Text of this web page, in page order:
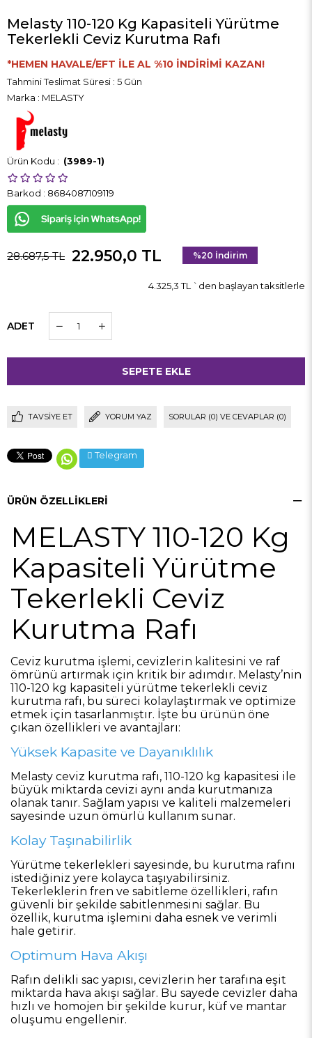
Melasty 110-120 Kg Kapasiteli Yürütme
Tekerlekli Ceviz Kurutma Rafı
*HEMEN HAVALE/EFT İLE AL %10 İNDİRİMİ KAZAN!
Tahmini Teslimat Süresi : 5 Gün
Marka : MELASTY
(3989-1)
Barkod : 8684087109119
28.687,5 TL 22.950,0 TL %20 İndirim
4.325,3 TL `den başlayan taksitlerle
ADET
TAVSIYE ET YORUM YAZ SORULAR (0) VE CEVAPLAR (0)
Telegram
ÜRÜN ÖZELLIKLERI
MELASTY 110-120 Kg
Kapasiteli Yürütme
Tekerlekli Ceviz
Kurutma Rafı
Ceviz kurutma işlemi, cevizlerin kalitesini ve raf
ömrünü artırmak için kritik bir adımdır. Melasty’nin
110-120 kg kapasiteli yürütme tekerlekli ceviz
kurutma rafı, bu süreci kolaylaştırmak ve optimize
etmek için tasarlanmıştır. İşte bu ürünün öne
çıkan özellikleri ve avantajları:
Yüksek Kapasite ve Dayanıklılık
Melasty ceviz kurutma rafı, 110-120 kg kapasitesi ile
büyük miktarda cevizi aynı anda kurutmanıza
olanak tanır. Sağlam yapısı ve kaliteli malzemeleri
sayesinde uzun ömürlü kullanım sunar.
Kolay Taşınabilirlik
Yürütme tekerlekleri sayesinde, bu kurutma rafını
istediğiniz yere kolayca taşıyabilirsiniz.
Tekerleklerin fren ve sabitleme özellikleri, rafın
güvenli bir şekilde sabitlenmesini sağlar. Bu
özellik, kurutma işlemini daha esnek ve verimli
hale getirir.
Optimum Hava Akışı
Rafın delikli sac yapısı, cevizlerin her tarafına eşit
miktarda hava akışı sağlar. Bu sayede cevizler daha
hızlı ve homojen bir şekilde kurur, küf ve mantar
oluşumu engellenir.